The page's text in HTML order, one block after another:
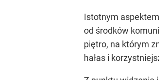
Istotnym
od środków
piętro, na którym
hałas i